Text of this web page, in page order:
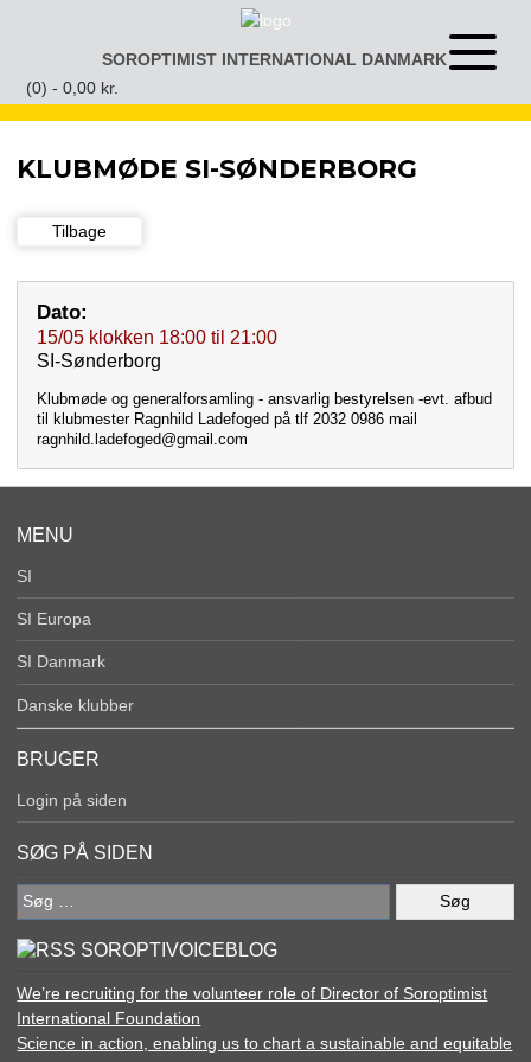
SOROPTIMIST INTERNATIONAL DANMARKÅben
menu
(0) - 0,00 kr.
KLUBMØDE SI-SØNDERBORG
Tilbage
Dato:
15/05 klokken 18:00 til 21:00
SI-Sønderborg
Klubmøde og generalforsamling - ansvarlig bestyrelsen -evt. afbud
til klubmester Ragnhild Ladefoged på tlf 2032 0986 mail
ragnhild.ladefoged@gmail.com
MENU
SI
SI Europa
SI Danmark
Danske klubber
BRUGER
Login på siden
SØG PÅ SIDEN
Søg
efter:
SOROPTIVOICEBLOG
We’re recruiting for the volunteer role of Director of Soroptimist
International Foundation
Science in action, enabling us to chart a sustainable and equitable